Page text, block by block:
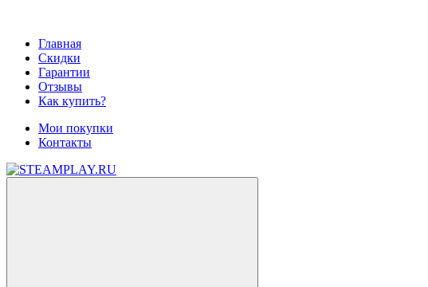
Главная
Скидки
Гарантии
Отзывы
Как купить?
Мои покупки
Контакты